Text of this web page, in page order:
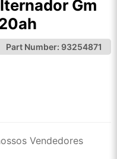
Gm
Part Number: 93254871
Vendedores